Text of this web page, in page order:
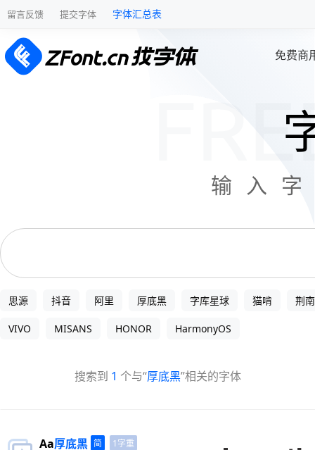
留言反馈 提交字体 字体汇总表
免费商
输入
思源 抖音 阿里 厚底黑 字库星球 猫啃 荆南
VIVO MISANS HONOR HarmonyOS
搜索到 1 个与“厚底黑”相关的字体
Aa厚底黑 1字重